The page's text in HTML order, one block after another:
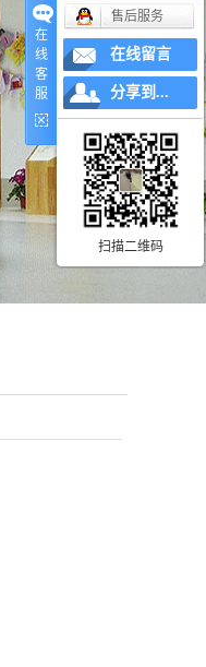
在
线
客
服
售后服务
在线留言
分享到...
扫描二维码